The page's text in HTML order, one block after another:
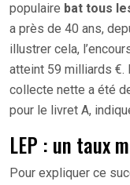
populaire bat tous
a près de 40 ans,
illustrer cela,
atteint 59 milliards €.
collecte nette a été
pour le livret A,
LEP : un taux
Pour expliquer ce